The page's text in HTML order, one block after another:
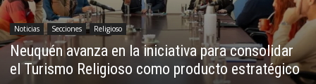
Noticias Secciones Religioso
Neuquén avanza en la iniciativa para consolidar
el Turismo Religioso como producto estratégico